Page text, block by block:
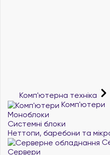
Комп'ютерна техніка
Комп'ютери
Моноблоки
Системні блоки
Неттопи, баребони та
Сервери